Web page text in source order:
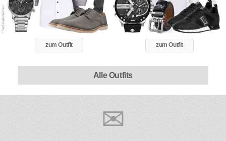
zum Outfit zum Outfit
Alle Outfits